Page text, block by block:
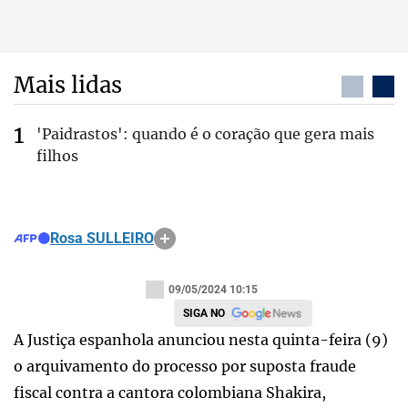
Mais lidas
'Paidrastos': quando é o coração que gera mais
filhos
Rosa SULLEIRO
09/05/2024 10:15
SIGA NO
A Justiça espanhola anunciou nesta quinta-feira (9)
o arquivamento do processo por suposta fraude
fiscal contra a cantora colombiana Shakira,